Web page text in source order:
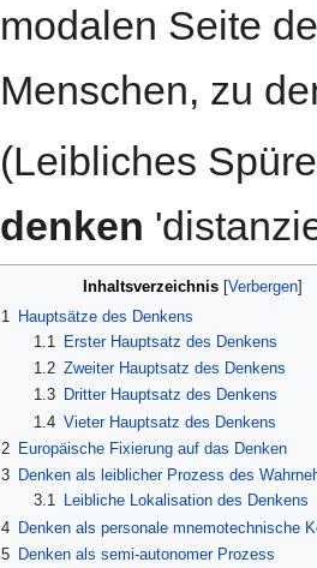
modalen Seite
Menschen, zu
(Leibliches
denken
Inhaltsverzeichnis
1
Hauptsätze des Denkens
1.1
Erster Hauptsatz des Denkens
1.2 Zweiter Hauptsatz des Denkens
1.3
Dritter Hauptsatz des Denkens
1.4 Vieter Hauptsatz des Denkens
2 Europäische Fixierung auf das Denken
3 Denken als leiblicher Prozess des
3.1
Leibliche Lokalisation des Denkens
4 Denken als personale mnemotechnische
5 Denken als semi-autonomer Prozess